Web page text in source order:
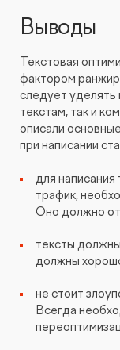
Выводы
Текстовая
фактором
следует
текстам, так и
описали
при написании
для
трафик,
Оно должно
тексты
должны
не стоит
Всегда